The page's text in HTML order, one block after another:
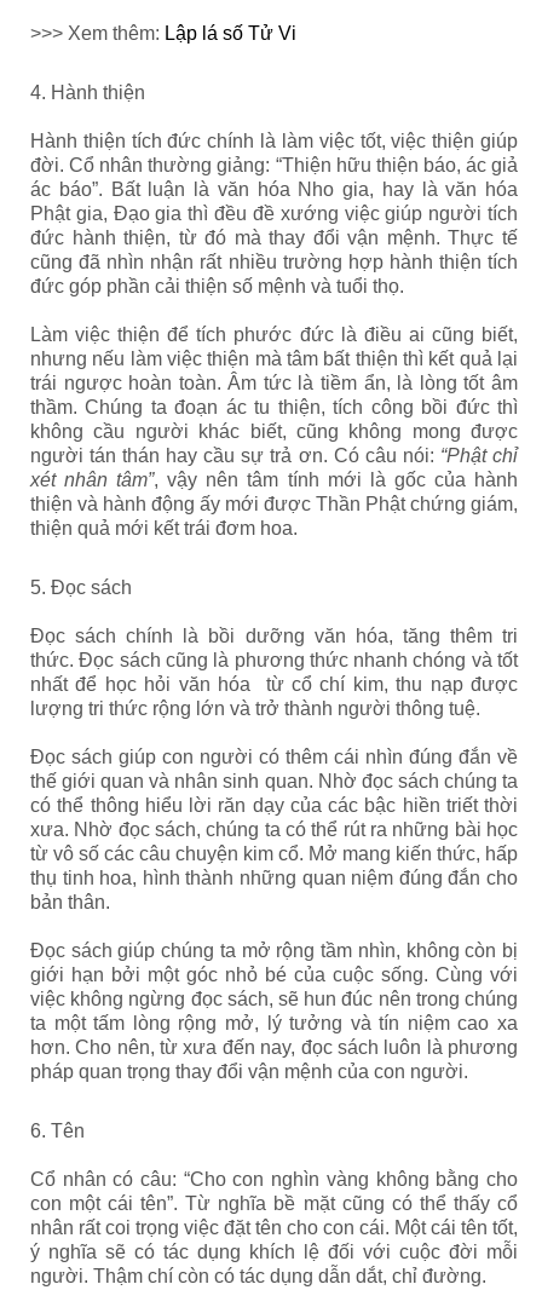
>>> Xem thêm: Lập lá số Tử Vi
4. Hành thiện
Hành thiện tích đức chính là làm việc tốt, việc thiện giúp
đời. Cổ nhân thường giảng: “Thiện hữu thiện báo, ác giả
ác báo”. Bất luận là văn hóa Nho gia, hay là văn hóa
Phật gia, Đạo gia thì đều đề xướng việc giúp người tích
đức hành thiện, từ đó mà thay đổi vận mệnh. Thực tế
cũng đã nhìn nhận rất nhiều trường hợp hành thiện tích
đức góp phần cải thiện số mệnh và tuổi thọ.
Làm việc thiện để tích phước đức là điều ai cũng biết,
nhưng nếu làm việc thiện mà tâm bất thiện thì kết quả lại
trái ngược hoàn toàn. Âm tức là tiềm ẩn, là lòng tốt âm
thầm. Chúng ta đoạn ác tu thiện, tích công bồi đức thì
không cầu người khác biết, cũng không mong được
người tán thán hay cầu sự trả ơn. Có câu nói: “Phật chỉ
xét nhân tâm”, vậy nên tâm tính mới là gốc của hành
thiện và hành động ấy mới được Thần Phật chứng giám,
thiện quả mới kết trái đơm hoa.
5. Đọc sách
Đọc sách chính là bồi dưỡng văn hóa, tăng thêm tri
thức.Đọc sách cũng là phương thức nhanh chóng và tốt
nhất để học hỏi văn hóa từ cổ chí kim, thu nạp được
lượng tri thức rộng lớn và trở thành người thông tuệ.
Đọc sách giúp con người có thêm cái nhìn đúng đắn về
thế giới quan và nhân sinh quan. Nhờ đọc sách chúng ta
có thể thông hiểu lời răn dạy của các bậc hiền triết thời
xưa. Nhờ đọc sách, chúng ta có thể rút ra những bài học
từ vô số các câu chuyện kim cổ. Mở mang kiến thức, hấp
thụ tinh hoa, hình thành những quan niệm đúng đắn cho
bản thân.
Đọc sách giúp chúng ta mở rộng tầm nhìn, không còn bị
giới hạn bởi một góc nhỏ bé của cuộc sống. Cùng với
việc không ngừng đọc sách, sẽ hun đúc nên trong chúng
ta một tấm lòng rộng mở, lý tưởng và tín niệm cao xa
hơn.Cho nên, từ xưa đến nay, đọc sách luôn là phương
pháp quan trọng thay đổi vận mệnh của con người.
6. Tên
Cổ nhân có câu: “Cho con nghìn vàng không bằng cho
con một cái tên”. Từ nghĩa bề mặt cũng có thể thấy cổ
nhân rất coi trọng việc đặt tên cho con cái. Một cái tên tốt,
ý nghĩa sẽ có tác dụng khích lệ đối với cuộc đời mỗi
người. Thậm chí còn có tác dụng dẫn dắt, chỉ đường.